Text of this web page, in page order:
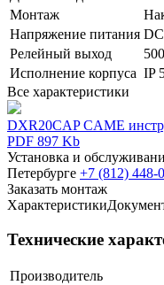
Монтаж
Напряжение питания
Релейный выход
Исполнение корпуса IP
Все характеристики
DXR20CAP CAME
PDF 897 Kb
Установка и
Петербурге +7 (812) 448-
Заказать монтаж
Характеристики
Технические
Производитель